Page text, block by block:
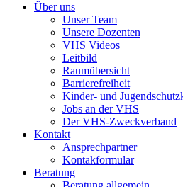
Über uns
Unser Team
Unsere Dozenten
VHS Videos
Leitbild
Raumübersicht
Barrierefreiheit
Kinder- und
Jobs an der VHS
Der VHS-Zweckverband
Kontakt
Ansprechpartner
Kontakformular
Beratung